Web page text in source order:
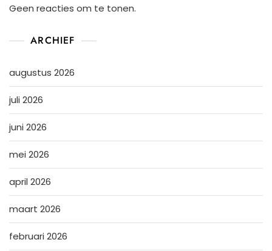
Geen reacties om te tonen.
ARCHIEF
augustus 2026
juli 2026
juni 2026
mei 2026
april 2026
maart 2026
februari 2026